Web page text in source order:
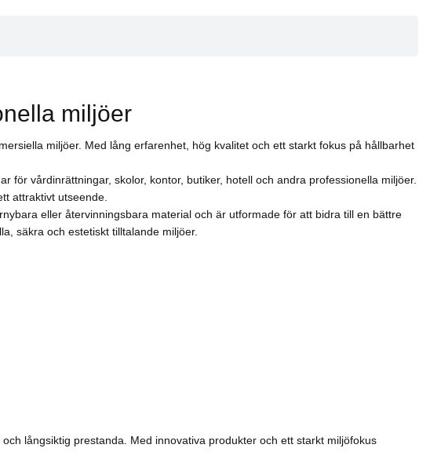
stengolv. Färgpaletten är neutral med varma toner och kalla, moderna
en strimma färg som skimrar genom ytskiktet. Med de två matchande
miljöer
miljöer. Med lång erfarenhet, hög kvalitet och ett starkt fokus på hållbarhet
för vårdinrättningar, skolor, kontor, butiker, hotell och andra professionella miljöer.
attraktivt utseende.
eller återvinningsbara material och är utformade för att bidra till en bättre
säkra och estetiskt tilltalande miljöer.
långsiktig prestanda. Med innovativa produkter och ett starkt miljöfokus